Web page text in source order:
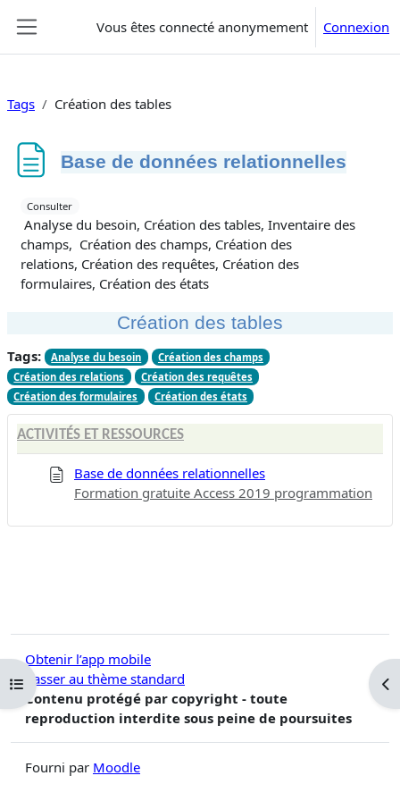
Vous êtes connecté anonymement Connexion
Ouvrir l’index du cours
Tags Création des tables
Base de données relationnelles
Conditions d’achèvement
Consulter
Analyse du besoin, Création des tables, Inventaire des
champs, Création des champs, Création des
relations, Création des requêtes, Création des
formulaires, Création des états
Création des tables
Tags: Analyse du besoin
Création des champs
Création des relations
Création des requêtes
Création des formulaires
Création des états
ACTIVITÉS ET RESSOURCES
Base de données relationnelles
Formation gratuite Access 2019 programmation
Obtenir l’app mobile
Passer au thème standard
Contenu protégé par copyright - toute
reproduction interdite sous peine de poursuites
Fourni par Moodle